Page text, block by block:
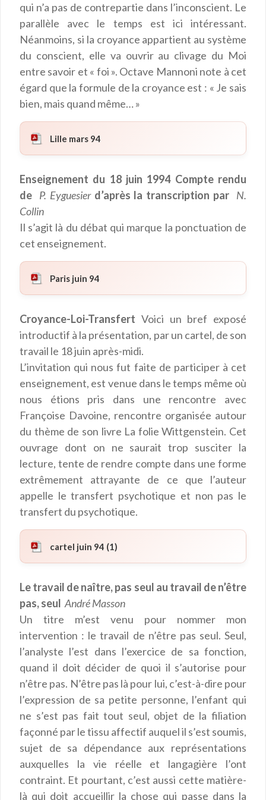
qui n’a pas de contrepartie dans l’inconscient. Le
parallèle avec le temps est ici intéressant.
Néanmoins, si la croyance appartient au système
du conscient, elle va ouvrir au clivage du Moi
entre savoir et « foi ». Octave Mannoni note à cet
égard que la formule de la croyance est : « Je sais
bien, mais quand même… »
Lille mars 94
Enseignement du 18 juin 1994 Compte rendu
de P. Eyguesier d’après la transcription par N.
Collin
Il s’agit là du débat qui marque la ponctuation de
cet enseignement.
Paris juin 94
Croyance-Loi-Transfert Voici un bref exposé
introductif à la présentation, par un cartel, de son
travail le 18 juin après-midi.
L’invitation qui nous fut faite de participer à cet
enseignement, est venue dans le temps même où
nous étions pris dans une rencontre avec
Françoise Davoine, rencontre organisée autour
du thème de son livre La folie Wittgenstein. Cet
ouvrage dont on ne saurait trop susciter la
lecture, tente de rendre compte dans une forme
extrêmement attrayante de ce que l’auteur
appelle le transfert psychotique et non pas le
transfert du psychotique.
cartel juin 94 (1)
Le travail de naître, pas seul au travail de n’être
pas, seul André Masson
Un titre m’est venu pour nommer mon
intervention : le travail de n’être pas seul. Seul,
l’analyste l’est dans l’exercice de sa fonction,
quand il doit décider de quoi il s’autorise pour
n’être pas. N’être pas là pour lui, c’est-à-dire pour
l’expression de sa petite personne, l’enfant qui
ne s’est pas fait tout seul, objet de la filiation
façonné par le tissu affectif auquel il s’est soumis,
sujet de sa dépendance aux représentations
auxquelles la vie réelle et langagière l’ont
contraint. Et pourtant, c’est aussi cette matière-
là qui doit accueillir la chose qui passe dans la